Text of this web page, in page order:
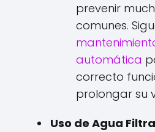
prevenir
comunes.
automática
correcto
prolongar su
Uso de Agua